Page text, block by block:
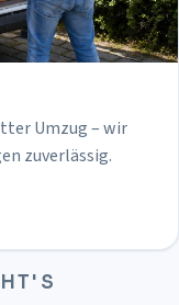
Umzug – wir
zuverlässig.